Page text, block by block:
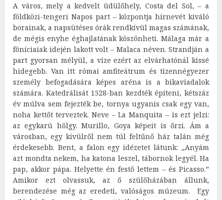
A város, mely a kedvelt üdülőhely, Costa del Sol, – a
földközi-tengeri Napos part – központja hírnevét kiváló
borainak, a napsütéses órák rendkívül magas számának,
de mégis enyhe éghajlatának köszönheti. Málaga már a
föníciaiak idején lakott volt – Malaca néven. Strandján a
part gyorsan mélyül, a vize ezért az elvárhatónál kissé
hidegebb. Van itt római amfiteátrum és tizennégyezer
személy befogadására képes aréna is a bikaviadalok
számára. Katedrálisát 1528-ban kezdték építeni, kétszáz
év múlva sem fejezték be, tornya ugyanis csak egy van,
noha kettőt terveztek. Neve – La Manquita – is ezt jelzi:
az egykarú hölgy. Murillo, Goya képeit is őrzi. Ám a
városban, egy kívülről nem túl feltűnő ház talán még
érdekesebb. Bent, a falon egy idézetet látunk: „Anyám
azt mondta nekem, ha katona leszel, tábornok legyél. Ha
pap, akkor pápa. Helyette én festő lettem – és Picasso.”
Amikor ezt olvassuk, az ő szülőházában állunk,
berendezése még az eredeti, valóságos múzeum. Egy